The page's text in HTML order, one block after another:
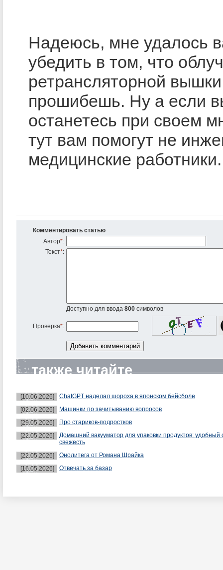
Надеюсь, мне удалось
убедить в том, что
ретрансляторной
прошибешь. Ну а если
останетесь при своем
тут вам помогут не
медицинские работники.
Комментировать статью
Автор*:
Текст*:
Доступно для ввода 800 символов
Проверка*:
также читайте
[10.06.2026]
ChatGPT наделал шороха в японском бейсболе
[02.06.2026]
Машинки по зачитыванию вопросов
[29.05.2026]
Про стариков-подростков
[22.05.2026]
Домашний вакууматор для упаковки продуктов: удобный
свежесть
[22.05.2026]
Онолитега от Романа Шрайка
[16.05.2026]
Отвечать за базар